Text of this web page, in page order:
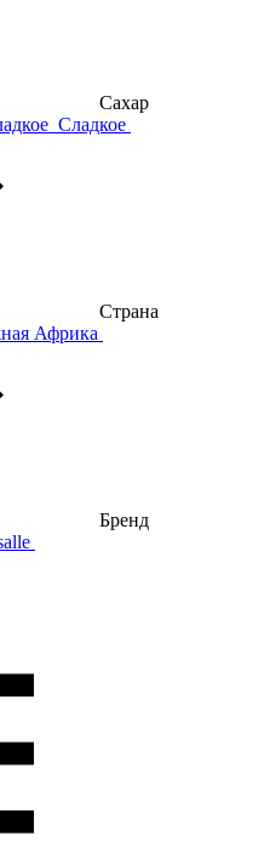
Сахар
Сладкое
Страна
Африка
Бренд